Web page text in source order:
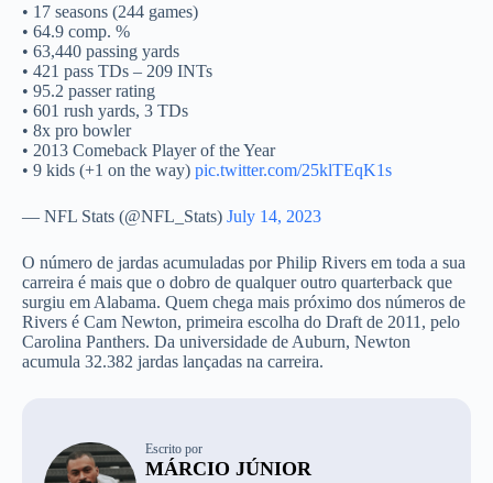
• 17 seasons (244 games)
• 64.9 comp. %
• 63,440 passing yards
• 421 pass TDs – 209 INTs
• 95.2 passer rating
• 601 rush yards, 3 TDs
• 8x pro bowler
• 2013 Comeback Player of the Year
• 9 kids (+1 on the way) pic.twitter.com/25klTEqK1s
— NFL Stats (@NFL_Stats) July 14, 2023
O número de jardas acumuladas por Philip Rivers em toda a sua
carreira é mais que o dobro de qualquer outro quarterback que
surgiu em Alabama. Quem chega mais próximo dos números de
Rivers é Cam Newton, primeira escolha do Draft de 2011, pelo
Carolina Panthers. Da universidade de Auburn, Newton
acumula 32.382 jardas lançadas na carreira.
Escrito por
MÁRCIO JÚNIOR